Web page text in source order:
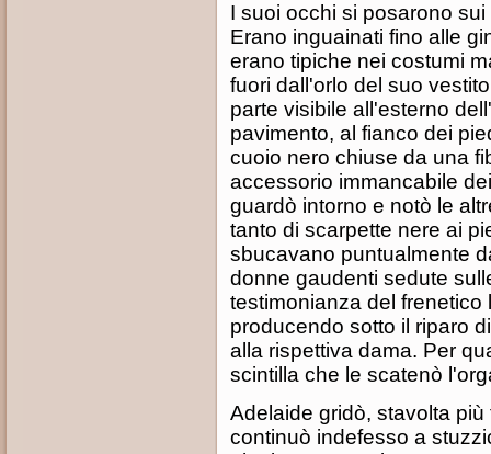
I suoi occhi si posarono
Erano inguainati fino alle
erano tipiche nei costumi
fuori dall'orlo del suo
parte visibile all'esterno
pavimento, al fianco dei
cuoio nero chiuse da una
accessorio immancabile
guardò intorno e notò le
tanto di scarpette nere ai
sbucavano puntualmente
donne gaudenti sedute
testimonianza del
producendo sotto il riparo
alla rispettiva dama. Per
scintilla che le scatenò
Adelaide gridò, stavolta
continuò indefesso a